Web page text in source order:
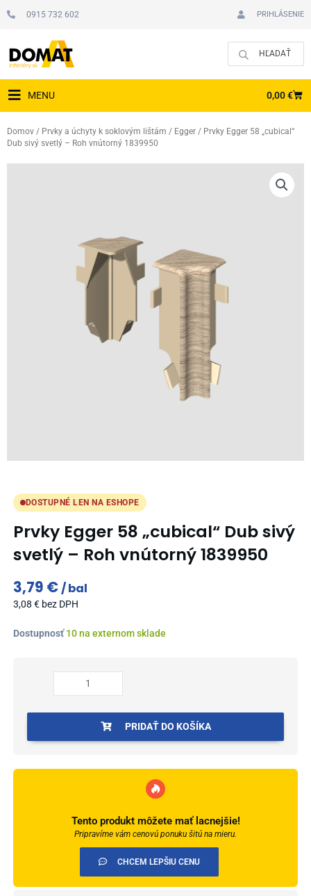
0915 732 602 PRIHLÁSENIE
MENU 0,00€
Domov / Prvky a úchyty k soklovým lištám / Egger / Prvky Egger 58 „cubical“
Dub sivý svetlý – Roh vnútorný 1839950
DOSTUPNÉ LEN NA ESHOPE
Prvky Egger 58 „cubical“ Dub sivý
svetlý – Roh vnútorný 1839950
3,79 € bal
3,08 € bez DPH
Dostupnosť 10 na externom sklade
množstvo
"cubical"
svetlý
Roh
PRIDAŤ DO KOŠÍKA
Tento produkt môžete mať lacnejšie!
Pripravíme vám cenovú ponuku šitú na mieru.
CHCEM LEPŠIU CENU